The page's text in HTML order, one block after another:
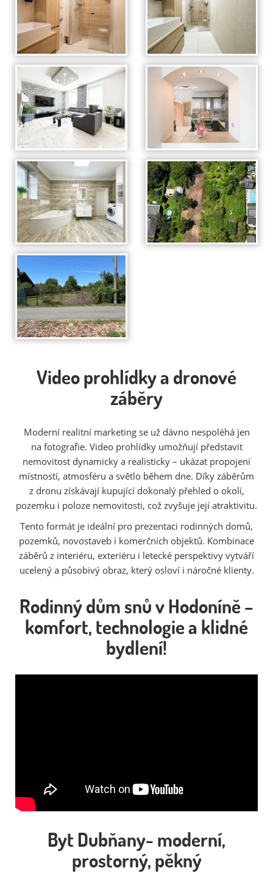
Video prohlídky a dronové
záběry
Moderní realitní marketing se už dávno nespoléhá jen
na fotografie. Video prohlídky umožňují představit
nemovitost dynamicky a realisticky – ukázat propojení
místností, atmosféru a světlo během dne. Díky záběrům
z dronu získávají kupující dokonalý přehled o okolí,
pozemku i poloze nemovitosti, což zvyšuje její atraktivitu.
Tento formát je ideální pro prezentaci rodinných domů,
pozemků, novostaveb i komerčních objektů. Kombinace
záběrů z interiéru, exteriéru i letecké perspektivy vytváří
ucelený a působivý obraz, který osloví i náročné klienty.
Rodinný dům snů v Hodoníně –
komfort, technologie a klidné
bydlení!
Byt Dubňany- moderní,
prostorný, pěkný